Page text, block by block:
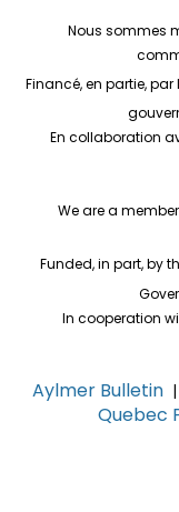
Nous sommes
Financé, en partie,
En collaboration
We are a
Funded, in part, by
In cooperation
Aylmer Bulletin |
Quebec